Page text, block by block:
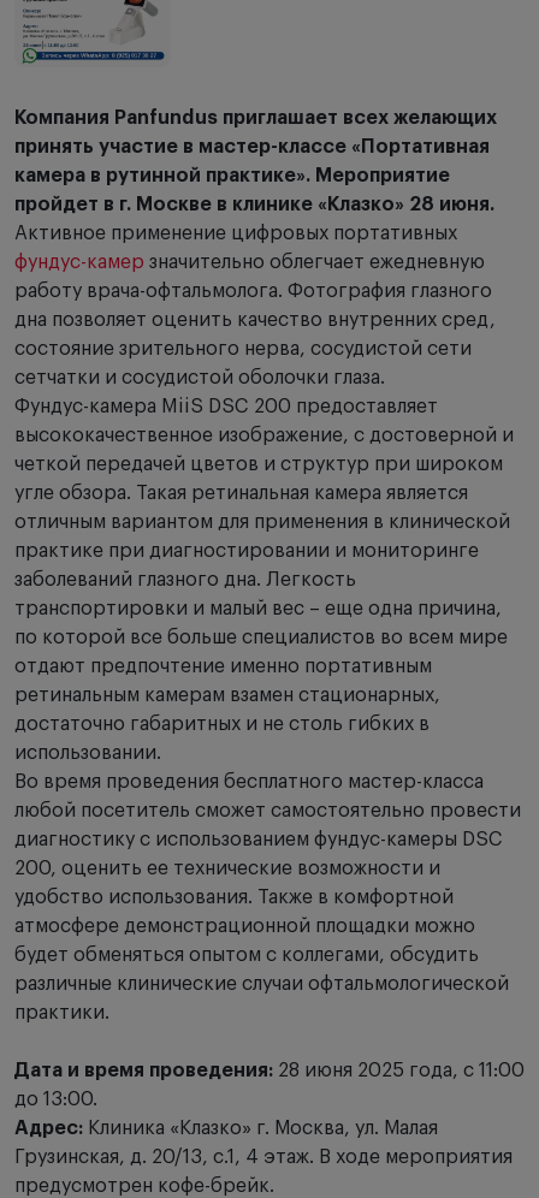
Компания Panfundus приглашает всех желающих
принять участие в мастер-классе «Портативная
камера в рутинной практике». Мероприятие
пройдет в г. Москве в клинике «Клазко» 28 июня.
Активное применение цифровых портативных
фундус-камер значительно облегчает ежедневную
работу врача-офтальмолога. Фотография глазного
дна позволяет оценить качество внутренних сред,
состояние зрительного нерва, сосудистой сети
сетчатки и сосудистой оболочки глаза.
Фундус-камера MiiS DSC 200 предоставляет
высококачественное изображение, с достоверной и
четкой передачей цветов и структур при широком
угле обзора. Такая ретинальная камера является
отличным вариантом для применения в клинической
практике при диагностировании и мониторинге
заболеваний глазного дна. Легкость
транспортировки и малый вес – еще одна причина,
по которой все больше специалистов во всем мире
отдают предпочтение именно портативным
ретинальным камерам взамен стационарных,
достаточно габаритных и не столь гибких в
использовании.
Во время проведения бесплатного мастер-класса
любой посетитель сможет самостоятельно провести
диагностику с использованием фундус-камеры DSC
200, оценить ее технические возможности и
удобство использования. Также в комфортной
атмосфере демонстрационной площадки можно
будет обменяться опытом с коллегами, обсудить
различные клинические случаи офтальмологической
практики.
Дата и время проведения: 28 июня 2025 года, с 11:00
до 13:00.
Адрес: Клиника «Клазко» г. Москва, ул. Малая
Грузинская, д. 20/13, с.1, 4 этаж. В ходе мероприятия
предусмотрен кофе-брейк.